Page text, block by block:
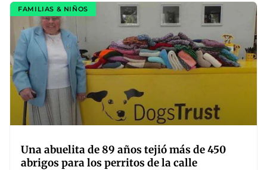
FAMILIAS & NIÑOS
Una abuelita de 89 años tejió más de 450
abrigos para los perritos de la calle